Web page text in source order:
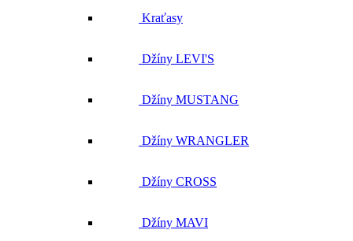
Kraťasy
Džíny LEVI'S
Džíny MUSTANG
Džíny WRANGLER
Džíny CROSS
Džíny MAVI